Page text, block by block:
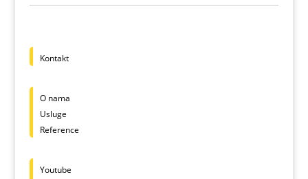
Kontakt
O nama
Usluge
Reference
Youtube